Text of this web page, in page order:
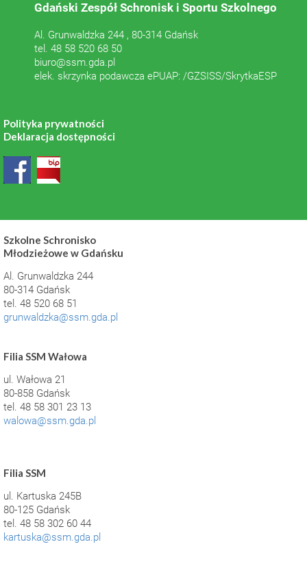
Gdański Zespół Schronisk i Sportu Szkolnego
Al. Grunwaldzka 244 , 80-314 Gdańsk
tel. 48 58 520 68 50
biuro@ssm.gda.pl
elek. skrzynka podawcza ePUAP: /GZSISS/SkrytkaESP
Polityka prywatności
Deklaracja dostępności
Szkolne Schronisko
Młodzieżowe w Gdańsku
Al. Grunwaldzka 244
80-314 Gdańsk
tel. 48 520 68 51
grunwaldzka@ssm.gda.pl
Filia SSM Wałowa
ul. Wałowa 21
80-858 Gdańsk
tel. 48 58 301 23 13
walowa@ssm.gda.pl
Filia SSM
ul. Kartuska 245B
80-125 Gdańsk
tel. 48 58 302 60 44
kartuska@ssm.gda.pl